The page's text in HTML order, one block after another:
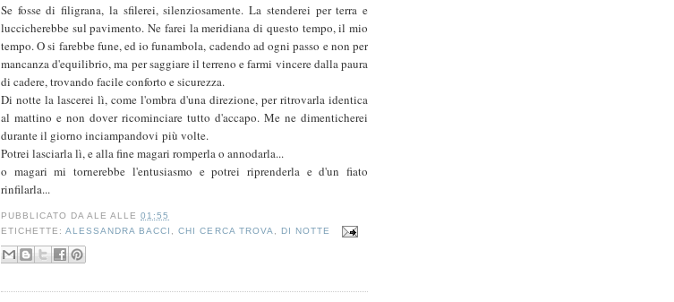
Se fosse di filigrana, la sfilerei, silenziosamente. La stenderei per terra e
luccicherebbe sul pavimento. Ne farei la meridiana di questo tempo, il mio
tempo. O si farebbe fune, ed io funambola, cadendo ad ogni passo e non per
mancanza d'equilibrio, ma per saggiare il terreno e farmi vincere dalla paura
di cadere, trovando facile conforto e sicurezza.
Di notte la lascerei lì, come l'ombra d'una direzione, per ritrovarla identica
al mattino e non dover ricominciare tutto d'accapo. Me ne dimenticherei
durante il giorno inciampandovi più volte.
Potrei lasciarla lì, e alla fine magari romperla o annodarla...
o magari mi tornerebbe l'entusiasmo e potrei riprenderla e d'un fiato
rinfilarla...
PUBBLICATO DAALE ALLE01:55
ETICHETTE:ALESSANDRA BACCI ,CHI CERCA TROVA DI NOTTE